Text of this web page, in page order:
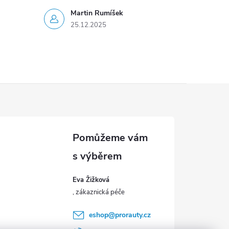
Martin Rumíšek
25.12.2025
Eva Žižková
eshop@prorauty.cz